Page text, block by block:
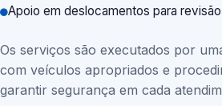
Apoio em deslocamentos para
Os serviços são executados por
com veículos apropriados e
garantir segurança em cada